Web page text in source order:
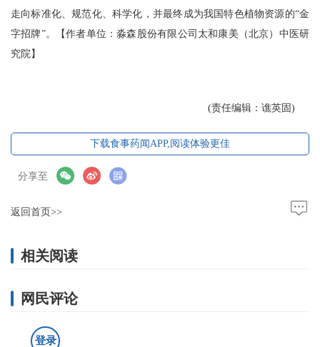
走向标准化、规范化、科学化，并最终成为我国特色植物资源的“金
字招牌”。【作者单位：淼森股份有限公司太和康美（北京）中医研
究院】
(责任编辑：谯英固)
下载食事药闻APP,阅读体验更佳
分享至
返回首页>>
相关阅读
网民评论
登录